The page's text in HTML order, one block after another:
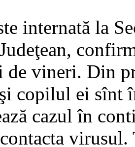
internată la
de vineri. Din
copilul ei sînt
cazul în
virusul.